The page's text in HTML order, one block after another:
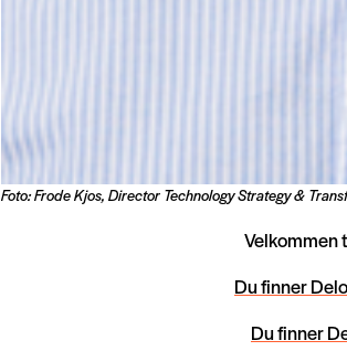
Foto: Frode Kjos, Director Technology Strategy &
Velkommen
Du finner
Du finner